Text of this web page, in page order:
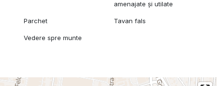
amenajate și utilate
Parchet Tavan fals
Vedere spre munte